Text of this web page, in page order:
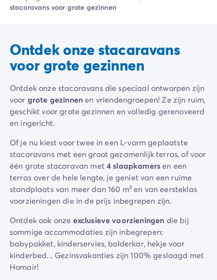
Camping Drôme
Camping Italië
Camping Emilia Romagna
Camping Lazio
Camping Rome
Camping Lombardije
Camping Gardameer
Camping Peschiera Del Garda
Camping Lago Maggiore
Camping Puglia
Camping Sardinië
Camping Toscane
Camping Florence
Camping Montescudaio
Camping Venetië
Camping Spanje
Camping Cantabrië
Camping San Sebastian
Camping Portugal
Camping Algarve
stacaravans voor grote gezinnen
Ontdek onze stacaravans
voor grote gezinnen
Ontdek onze stacaravans die speciaal ontworpen zijn
voor grote gezinnenen vriendengroepen! Ze zijn ruim,
geschikt voor grote gezinnen en volledig gerenoveerd
en ingericht.
Of je nu kiest voor twee in een L-vorm geplaatste
stacaravans met een groot gezamenlijk terras, of voor
één grote stacaravan met4 slaapkamersen een
terras over de hele lengte, je geniet van een ruime
standplaats van meer dan 160 m² en van eersteklas
voorzieningen die in de prijs inbegrepen zijn.
Ontdek ook onze exclusieve voorzieningen die bij
sommige accommodaties zijn inbegrepen:
babypakket, kinderservies, bolderkar, hekje voor
kinderbed... Gezinsvakanties zijn 100% geslaagd met
Homair!